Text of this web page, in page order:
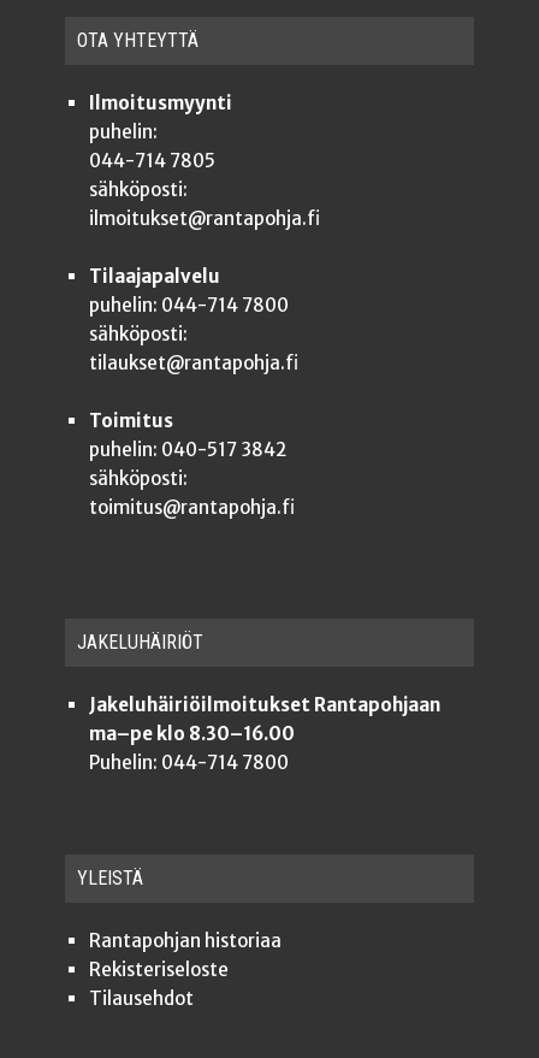
OTA YHTEYT­TÄ
Ilmoitusmyynti
puhelin:
044-714 7805
sähköposti:
ilmoitukset@rantapohja.fi
Tilaajapalvelu
puhelin: 044-714 7800
sähköposti:
tilaukset@rantapohja.fi
Toimitus
puhelin: 040-517 3842
sähköposti:
toimitus@rantapohja.fi
JAKE­LU­HÄI­RIÖT
Jakeluhäiriöilmoitukset Rantapohjaan
ma–pe klo 8.30–16.00
Puhelin: 044-714 7800
YLEISTÄ
Ran­ta­poh­jan historiaa
Rekis­te­ri­se­los­te
Tilauseh­dot